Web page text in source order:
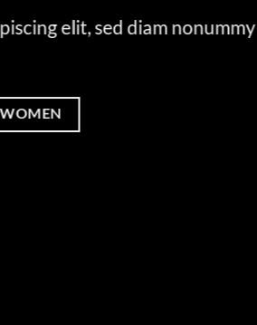
elit, sed diam nonummy